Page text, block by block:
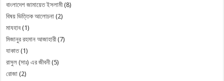
বাংলাদেশ জামায়েত ইসলামী(8)
বিষয় ভিত্তিক আলোচনা (2)
মাযহাব (1)
মিজানুর রহমান আজাহারী(7)
যাকাত(1)
রাসুল (সাঃ) এর জীবনী(5)
রোজা (2)